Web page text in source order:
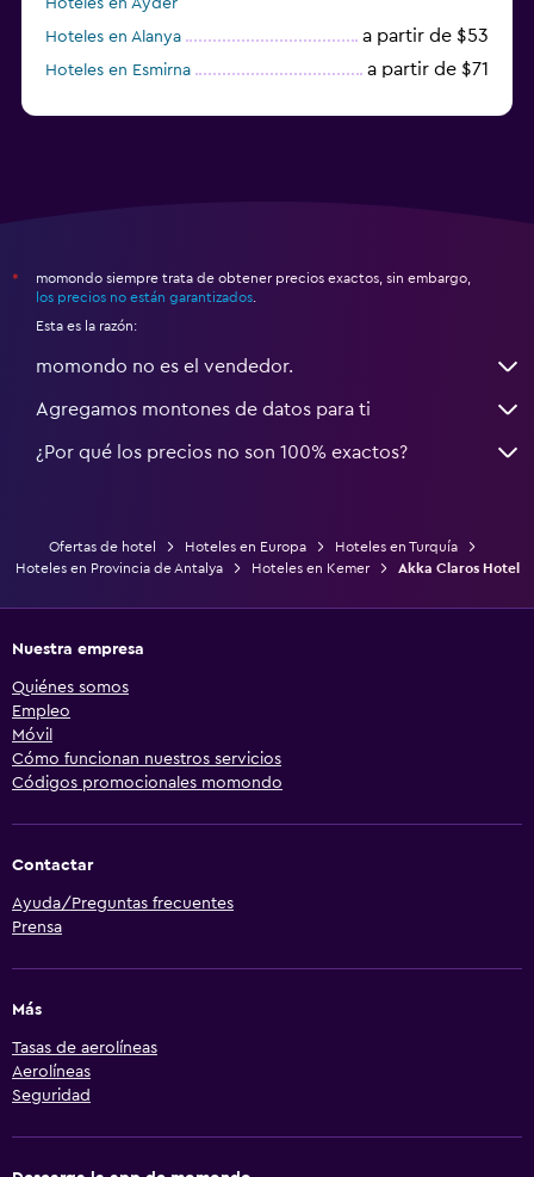
Hoteles en Ayder
Hoteles en Alanya
a partir de $53
Hoteles en Esmirna a partir de $71
*
momondo siempre trata de obtener precios exactos, sin embargo,
los precios no están garantizados
Esta es la razón:
momondo no es el vendedor.
Agregamos montones de datos para ti
¿Por qué los precios no son 100% exactos?
Ofertas de hotel Hoteles en Europa
Hoteles en Turquía
Hoteles en Provincia de Antalya
Hoteles en Kemer Akka Claros Hotel
Nuestra empresa
Quiénes somos
Empleo
Móvil
Cómo funcionan nuestros servicios
Códigos promocionales momondo
Contactar
Ayuda/Preguntas frecuentes
Prensa
Más
Tasas de aerolíneas
Aerolíneas
Seguridad